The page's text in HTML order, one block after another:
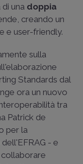
una doppia
creando un
e user-friendly.
sulla
Standards dal
ora un nuovo
tra
Patrick de
per la
- e